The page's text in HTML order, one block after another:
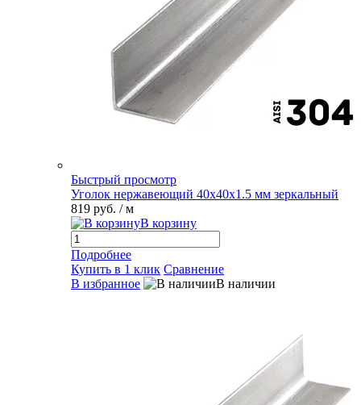
Быстрый просмотр
Уголок нержавеющий 40х40х1.5 мм зеркальный
819 руб. / м
В корзину
Подробнее
Купить в 1 клик Сравнение
В избранное
В наличии